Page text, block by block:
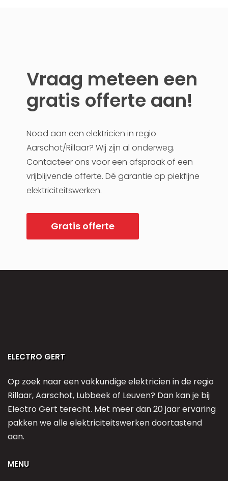
Vraag meteen een
gratis offerte aan!
Nood aan een elektricien in regio
Aarschot/Rillaar? Wij zijn al onderweg.
Contacteer ons voor een afspraak of een
vrijblijvende offerte. Dé garantie op piekfijne
elektriciteitswerken.
Gratis offerte
ELECTRO GERT
Op zoek naar een vakkundige elektricien in de regio
Rillaar, Aarschot, Lubbeek of Leuven? Dan kan je bij
Electro Gert terecht. Met meer dan 20 jaar ervaring
pakken we alle elektriciteitswerken doortastend
aan.
MENU